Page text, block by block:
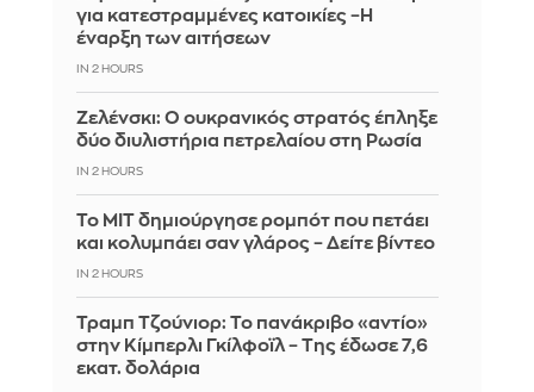
για κατεστραμμένες κατοικίες –Η
έναρξη των αιτήσεων
IN 2 HOURS
Ζελένσκι: Ο ουκρανικός στρατός έπληξε
δύο διυλιστήρια πετρελαίου στη Ρωσία
IN 2 HOURS
Το MIT δημιούργησε ρομπότ που πετάει
και κολυμπάει σαν γλάρος – Δείτε βίντεο
IN 2 HOURS
Τραμπ Τζούνιορ: Το πανάκριβο «αντίο»
στην Κίμπερλι Γκίλφοϊλ – Της έδωσε 7,6
εκατ. δολάρια